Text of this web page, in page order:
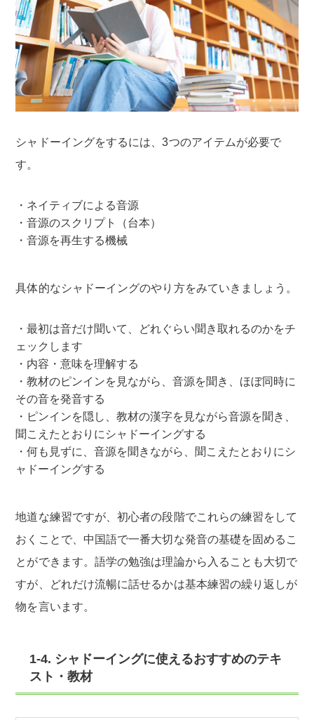
シャドーイングをするには、3つのアイテムが必要で
す。
ネイティブによる音源
音源のスクリプト（台本）
音源を再生する機械
具体的なシャドーイングのやり方をみていきましょう。
最初は音だけ聞いて、どれぐらい聞き取れるのかをチ
ェックします
内容・意味を理解する
教材のピンインを見ながら、音源を聞き、ほぼ同時に
その音を発音する
ピンインを隠し、教材の漢字を見ながら音源を聞き、
聞こえたとおりにシャドーイングする
何も見ずに、音源を聞きながら、聞こえたとおりにシ
ャドーイングする
地道な練習ですが、初心者の段階でこれらの練習をして
おくことで、中国語で一番大切な発音の基礎を固めるこ
とができます。語学の勉強は理論から入ることも大切で
すが、どれだけ流暢に話せるかは基本練習の繰り返しが
物を言います。
1-4. シャドーイングに使えるおすすめのテキ
スト・教材